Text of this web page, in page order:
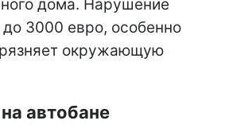
дома. Нарушение
3000 евро, особенно
окружающую
автобане